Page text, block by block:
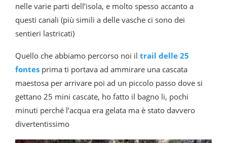
nelle varie parti dell’isola, e molto spesso accanto a
questi canali (più simili a delle vasche ci sono dei
sentieri lastricati)
Quello che abbiamo percorso noi il trail delle 25
fontes prima ti portava ad ammirare una cascata
maestosa per arrivare poi ad un piccolo passo dove si
gettano 25 mini cascate, ho fatto il bagno li, pochi
minuti perché l’acqua era gelata ma è stato davvero
divertentissimo